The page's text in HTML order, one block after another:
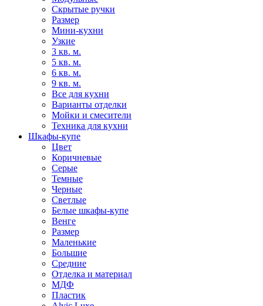
Скрытые ручки
Размер
Мини-кухни
Узкие
3 кв. м.
5 кв. м.
6 кв. м.
9 кв. м.
Все для кухни
Варианты отделки
Мойки и смесители
Техника для кухни
Шкафы-купе
Цвет
Коричневые
Серые
Темные
Черные
Светлые
Белые шкафы-купе
Венге
Размер
Маленькие
Большие
Средние
Отделка и материал
МДФ
Пластик